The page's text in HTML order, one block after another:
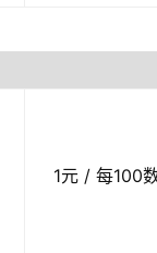
1元 / 每100